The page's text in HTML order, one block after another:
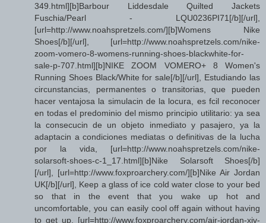
349.html][b]Barbour Liddesdale Quilted Jackets
Fuschia/Pearl - LQU0236PI71[/b][/url],
[url=http://www.noahspretzels.com/][b]Womens Nike
Shoes[/b][/url], [url=http://www.noahspretzels.com/nike-
zoom-vomero-8-womens-running-shoes-blackwhite-for-
sale-p-707.html][b]NIKE ZOOM VOMERO+ 8 Women's
Running Shoes Black/White for sale[/b][/url], Estudiando las
circunstancias, permanentes o transitorias, que pueden
hacer ventajosa la simulacin de la locura, es fcil reconocer
en todas el predominio del mismo principio utilitario: ya sea
la consecucin de un objeto inmediato y pasajero, ya la
adaptacin a condiciones mediatas o definitivas de la lucha
por la vida, [url=http://www.noahspretzels.com/nike-
solarsoft-shoes-c-1_17.html][b]Nike Solarsoft Shoes[/b]
[/url], [url=http://www.foxproarchery.com/][b]Nike Air Jordan
UK[/b][/url], Keep a glass of ice cold water close to your bed
so that in the event that you wake up hot and
uncomfortable, you can easily cool off again without having
to get up, [url=http://www.foxproarchery.com/air-jordan-xiv-